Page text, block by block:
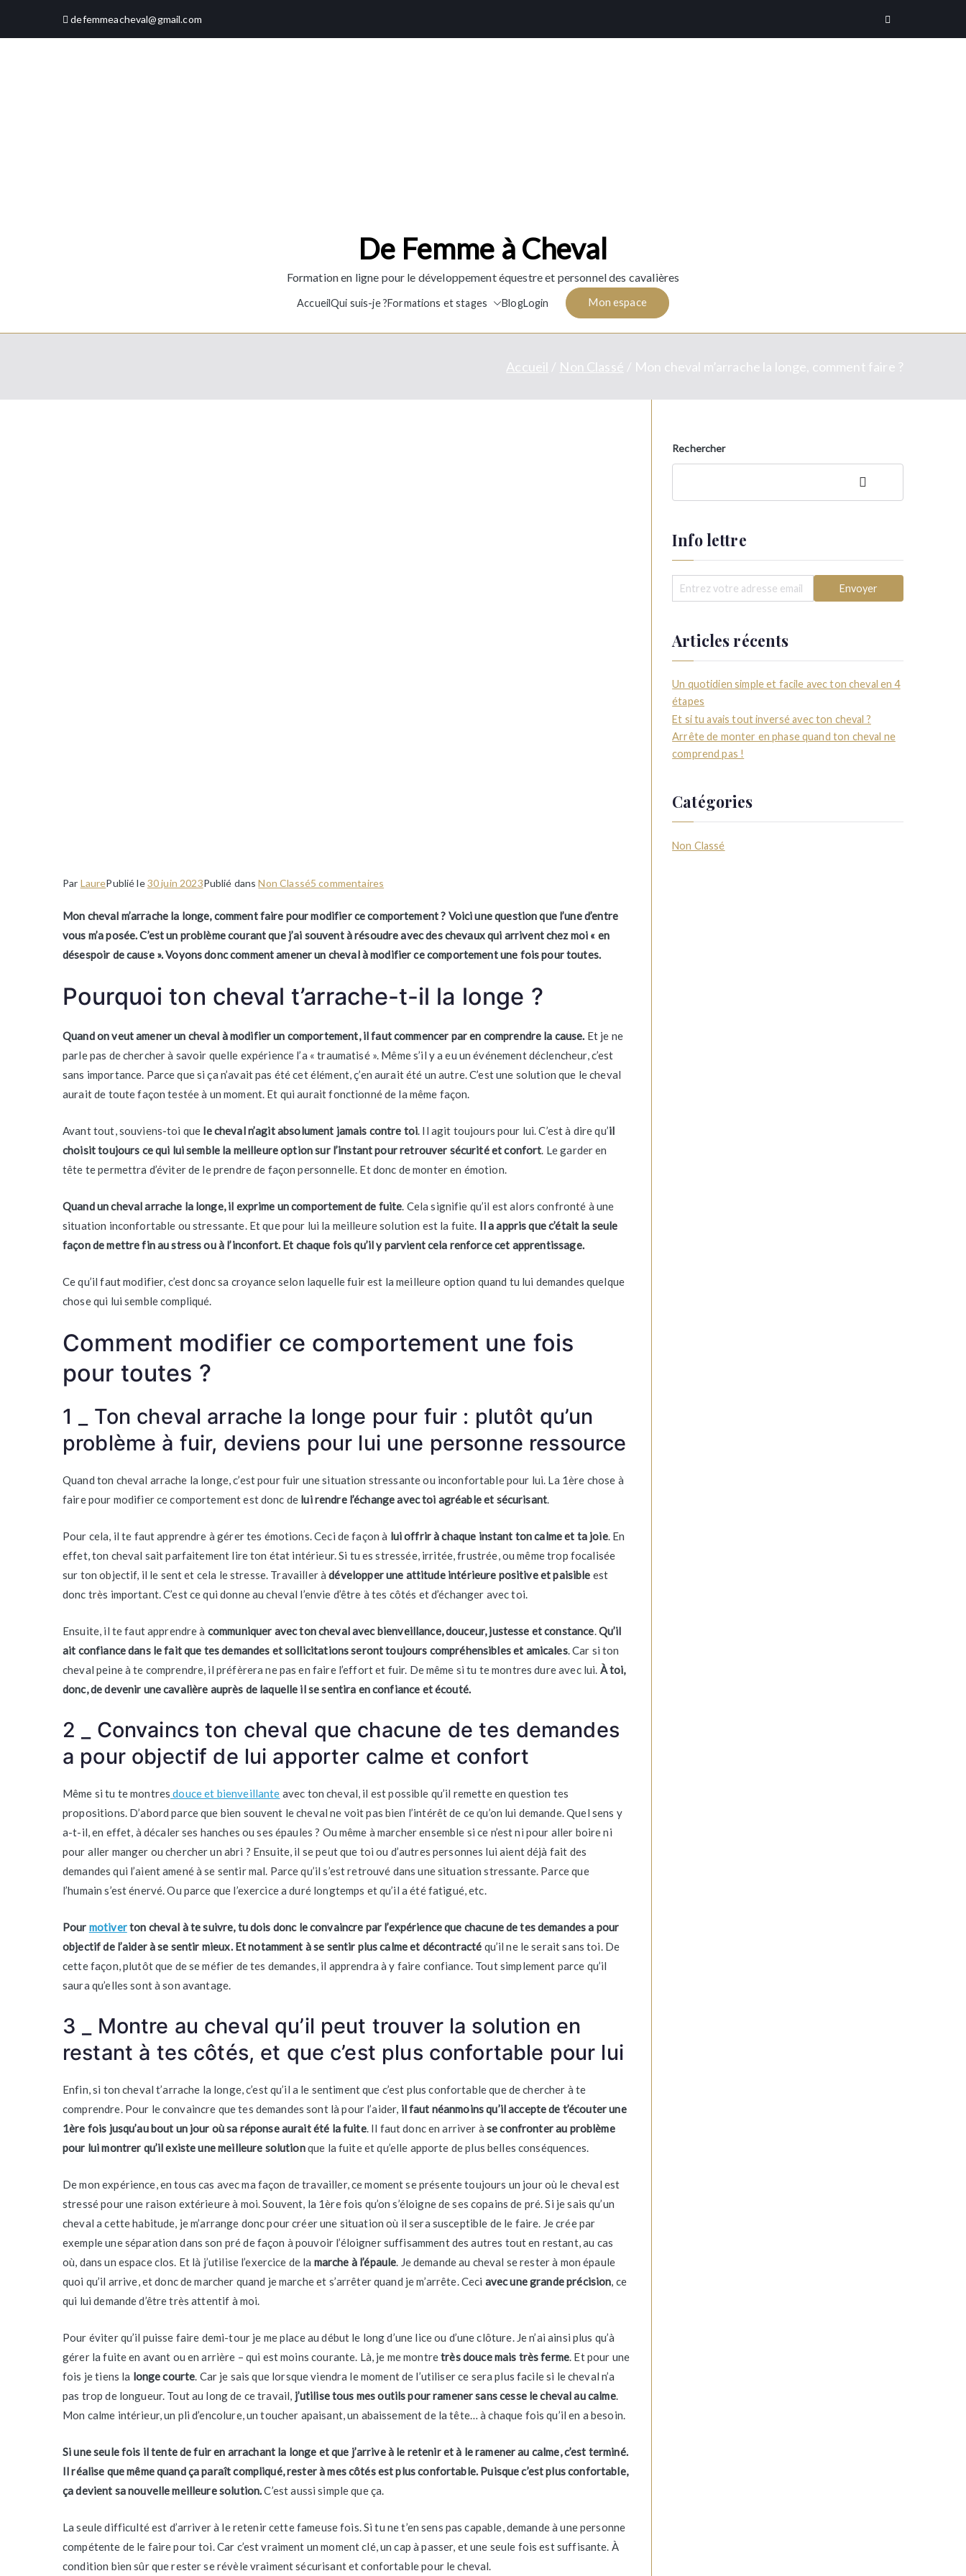
defemmeacheval@gmail.com
De Femme à Cheval
Formation en ligne pour le développement équestre et personnel des cavalières
AccueilQui suis-je ?Formations et stages BlogLogin Mon espace
Accueil Non Classé Mon cheval m’arrache la longe, comment faire ?
Par LaurePublié le30 juin 2023Publié dansNon Classé5 commentaires
cheval
m’arrache
la
comment
faire
Mon cheval m’arrache la longe, comment faire pour modifier ce comportement ? Voici une question que l’une d’entre
vous m’a posée. C’est un problème courant que j’ai souvent à résoudre avec des chevaux qui arrivent chez moi « en
désespoir de cause ». Voyons donc comment amener un cheval à modifier ce comportement une fois pour toutes.
Pourquoi ton cheval t’arrache-t-il la longe ?
Quand on veut amener un cheval à modifier un comportement, il faut commencer par en comprendre la cause. Et je ne
parle pas de chercher à savoir quelle expérience l’a « traumatisé ». Même s’il y a eu un événement déclencheur, c’est
sans importance. Parce que si ça n’avait pas été cet élément, ç’en aurait été un autre. C’est une solution que le cheval
aurait de toute façon testée à un moment. Et qui aurait fonctionné de la même façon.
Avant tout, souviens-toi que le cheval n’agit absolument jamais contre toi. Il agit toujours pour lui. C’est à dire qu’il
choisit toujours ce qui lui semble la meilleure option sur l’instant pour retrouver sécurité et confort. Le garder en
tête te permettra d’éviter de le prendre de façon personnelle. Et donc de monter en émotion.
Quand un cheval arrache la longe, il exprime un comportement de fuite. Cela signifie qu’il est alors confronté à une
situation inconfortable ou stressante. Et que pour lui la meilleure solution est la fuite. Il a appris que c’était la seule
façon de mettre fin au stress ou à l’inconfort. Et chaque fois qu’il y parvient cela renforce cet apprentissage.
Ce qu’il faut modifier, c’est donc sa croyance selon laquelle fuir est la meilleure option quand tu lui demandes quelque
chose qui lui semble compliqué.
Comment modifier ce comportement une fois
pour toutes ?
1 _ Ton cheval arrache la longe pour fuir : plutôt qu’un
problème à fuir, deviens pour lui une personne ressource
Quand ton cheval arrache la longe, c’est pour fuir une situation stressante ou inconfortable pour lui. La 1ère chose à
faire pour modifier ce comportement est donc de lui rendre l’échange avec toi agréable et sécurisant.
Pour cela, il te faut apprendre à gérer tes émotions. Ceci de façon à lui offrir à chaque instant ton calme et ta joie. En
effet, ton cheval sait parfaitement lire ton état intérieur. Si tu es stressée, irritée, frustrée, ou même trop focalisée
sur ton objectif, il le sent et cela le stresse. Travailler à développer une attitude intérieure positive et paisible est
donc très important. C’est ce qui donne au cheval l’envie d’être à tes côtés et d’échanger avec toi.
Ensuite, il te faut apprendre à communiquer avec ton cheval avec bienveillance, douceur, justesse et constance.Qu’il
ait confiance dans le fait que tes demandes et sollicitations seront toujours compréhensibles et amicales. Car si ton
cheval peine à te comprendre, il préfèrera ne pas en faire l’effort et fuir. De même si tu te montres dure avec lui. À toi,
donc, de devenir une cavalière auprès de laquelle il se sentira en confiance et écouté.
2 _ Convaincs ton cheval que chacune de tes demandes
a pour objectif de lui apporter calme et confort
Même si tu te montres douce et bienveillante avec ton cheval, il est possible qu’il remette en question tes
propositions. D’abord parce que bien souvent le cheval ne voit pas bien l’intérêt de ce qu’on lui demande. Quel sens y
a-t-il, en effet, à décaler ses hanches ou ses épaules ? Ou même à marcher ensemble si ce n’est ni pour aller boire ni
pour aller manger ou chercher un abri ? Ensuite, il se peut que toi ou d’autres personnes lui aient déjà fait des
demandes qui l’aient amené à se sentir mal. Parce qu’il s’est retrouvé dans une situation stressante. Parce que
l’humain s’est énervé. Ou parce que l’exercice a duré longtemps et qu’il a été fatigué, etc.
Pour motiverton cheval à te suivre, tu dois donc le convaincre par l’expérience que chacune de tes demandes a pour
objectif de l’aider à se sentir mieux. Et notamment à se sentir plus calme et décontracté qu’il ne le serait sans toi. De
cette façon, plutôt que de se méfier de tes demandes, il apprendra à y faire confiance. Tout simplement parce qu’il
saura qu’elles sont à son avantage.
3 _ Montre au cheval qu’il peut trouver la solution en
restant à tes côtés, et que c’est plus confortable pour lui
Enfin, si ton cheval t’arrache la longe, c’est qu’il a le sentiment que c’est plus confortable que de chercher à te
comprendre. Pour le convaincre que tes demandes sont là pour l’aider, il faut néanmoins qu’il accepte de t’écouter une
1ère fois jusqu’au bout un jour où sa réponse aurait été la fuite. Il faut donc en arriver à se confronter au problème
pour lui montrer qu’il existe une meilleure solutionque la fuite et qu’elle apporte de plus belles conséquences.
De mon expérience, en tous cas avec ma façon de travailler, ce moment se présente toujours un jour où le cheval est
stressé pour une raison extérieure à moi. Souvent, la 1ère fois qu’on s’éloigne de ses copains de pré. Si je sais qu’un
cheval a cette habitude, je m’arrange donc pour créer une situation où il sera susceptible de le faire. Je crée par
exemple une séparation dans son pré de façon à pouvoir l’éloigner suffisamment des autres tout en restant, au cas
où, dans un espace clos. Et là j’utilise l’exercice de la marche à l’épaule. Je demande au cheval se rester à mon épaule
quoi qu’il arrive, et donc de marcher quand je marche et s’arrêter quand je m’arrête. Ceci avec une grande précision, ce
qui lui demande d’être très attentif à moi.
Pour éviter qu’il puisse faire demi-tour je me place au début le long d’une lice ou d’une clôture. Je n’ai ainsi plus qu’à
gérer la fuite en avant ou en arrière – qui est moins courante. Là, je me montretrès douce mais très ferme. Et pour une
fois je tiens la longe courte. Car je sais que lorsque viendra le moment de l’utiliser ce sera plus facile si le cheval n’a
pas trop de longueur. Tout au long de ce travail, j’utilise tous mes outils pour ramener sans cesse le cheval au calme.
Mon calme intérieur, un pli d’encolure, un toucher apaisant, un abaissement de la tête… à chaque fois qu’il en a besoin.
Si une seule fois il tente de fuir en arrachant la longe et que j’arrive à le retenir et à le ramener au calme, c’est terminé.
Il réalise que même quand ça paraît compliqué, rester à mes côtés est plus confortable. Puisque c’est plus confortable,
ça devient sa nouvelle meilleure solution.C’est aussi simple que ça.
La seule difficulté est d’arriver à le retenir cette fameuse fois. Si tu ne t’en sens pas capable, demande à une personne
compétente de le faire pour toi. Car c’est vraiment un moment clé, un cap à passer, et une seule fois est suffisante. À
condition bien sûr que rester se révèle vraiment sécurisant et confortable pour le cheval.
Rechercher
Rechercher
Info lettre
Articles récents
Un quotidien simple et facile avec ton cheval en 4
étapes
Et si tu avais tout inversé avec ton cheval ?
Arrête de monter en phase quand ton cheval ne
comprend pas !
Catégories
Non Classé